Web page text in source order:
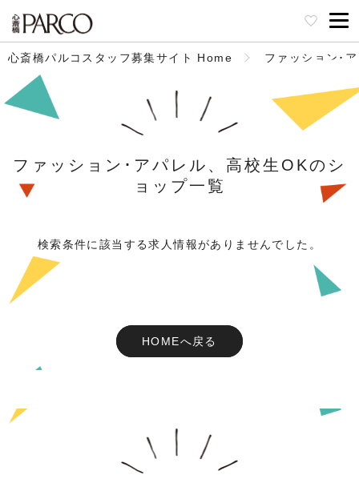
心斎橋パルコスタッフ募集サイト Home ファッション･
ファッション･アパレル、高校生OKのシ
ョップ一覧
検索条件に該当する求人情報がありませんでした。
HOMEへ戻る